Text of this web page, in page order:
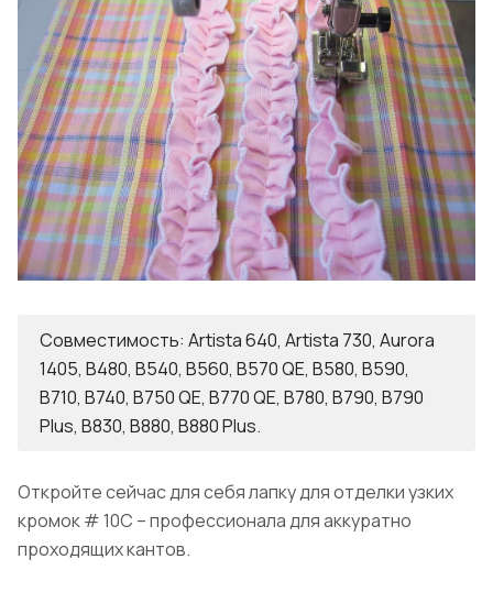
Совместимость: Artista 640, Artista 730, Aurora
1405, B480, B540, B560, B570 QE, B580, B590,
B710, B740, B750 QE, B770 QE, B780, B790, B790
Plus, B830, B880, B880 Plus.
Откройте сейчас для себя лапку для отделки узких
кромок # 10C – профессионала для аккуратно
проходящих кантов.